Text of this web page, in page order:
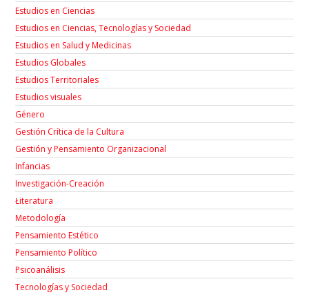
Estudios en Ciencias
Estudios en Ciencias, Tecnologías y Sociedad
Estudios en Salud y Medicinas
Estudios Globales
Estudios Territoriales
Estudios visuales
Género
Gestión Crítica de la Cultura
Gestión y Pensamiento Organizacional
Infancias
Investigación-Creación
Łiteratura
Metodología
Pensamiento Estético
Pensamiento Político
Psicoanálisis
Tecnologías y Sociedad